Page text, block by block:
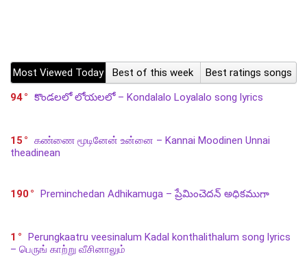
Most Viewed Today Best of this week
Best ratings songs
94
కొండలలో లోయలలో – Kondalalo Loyalalo song lyrics
15
கண்ணை மூடினேன் உன்னை – Kannai Moodinen Unnai
theadinean
190 Preminchedan Adhikamuga – ప్రేమించెదన్ అధికముగా
1
Perungkaatru veesinalum Kadal konthalithalum song lyrics
– பெருங் காற்று வீசினாலும்